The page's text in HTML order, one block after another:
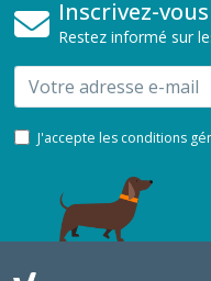
Inscrivez-
Restez informé sur
Email
J'accepte les conditions